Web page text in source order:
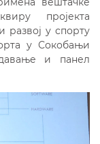
пројекта
развој у спорту
у Сокобањи
и панел